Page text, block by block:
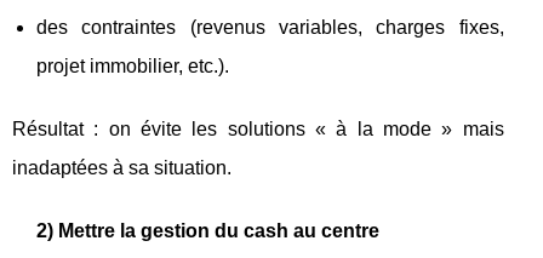
des contraintes (revenus variables, charges fixes,
projet immobilier, etc.).
Résultat : on évite les solutions « à la mode » mais
inadaptées à sa situation.
2) Mettre la gestion du cash au centre